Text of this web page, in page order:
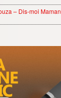
– Dis-moi Maman